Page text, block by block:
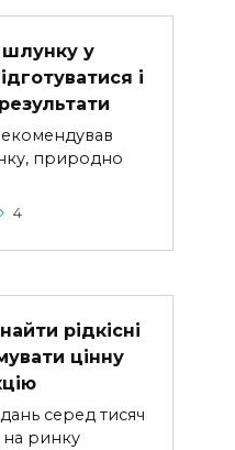
шлунку у
і
природно
4
рідкісні
цінну
серед тисяч
ринку